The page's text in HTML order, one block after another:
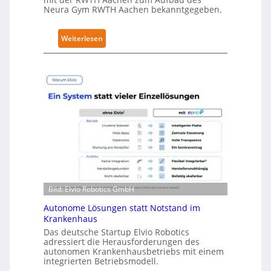
r
t
-
v
l
2
-
Z
e
r
t
f
i
z
Neura Gym RWTH Aachen bekanntgegeben.
Weiterlesen
N
a
R
o
o
t
i
c
r
w
e
i
Bild: Elvio Robotics GmbH
Autonome Lösungen statt Notstand im
Krankenhaus
Das deutsche Startup Elvio Robotics
adressiert die Herausforderungen des
autonomen Krankenhausbetriebs mit einem
integrierten Betriebsmodell.